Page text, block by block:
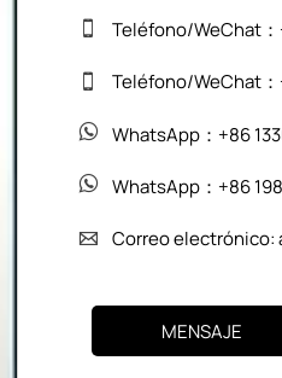
 Teléfono/WeChat：
 Teléfono/WeChat
 WhatsApp：+86
 WhatsApp：+86
 Correo electrónico:
MENSAJE